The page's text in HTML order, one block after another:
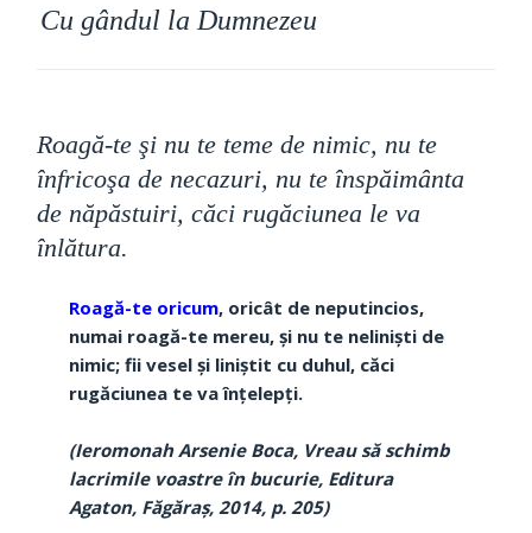
Cu gândul la Dumnezeu
Roagă-te şi nu te teme de nimic, nu te
înfricoşa de necazuri, nu te înspăimânta
de năpăstuiri, căci rugăciunea le va
înlătura.
Roagă-te oricum, oricât de neputincios,
numai roagă-te mereu, şi nu te nelinişti de
nimic; fii vesel şi liniştit cu duhul, căci
rugăciunea te va înţelepţi.
(Ieromonah Arsenie Boca, Vreau să schimb
lacrimile voastre în bucurie, Editura
Agaton, Făgăraş, 2014, p. 205)